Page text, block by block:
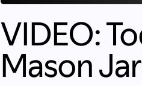
VIDEO:
Mason Jar